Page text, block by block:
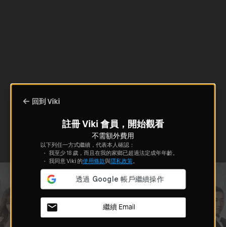
回到 Viki
註冊 Viki 會員，開始觀看
不需額外費用
以下列任一方式繼續，代表本人確認：
我至少 18 歲，而且在我的家鄉已超過法定成年年齡。
我同意 Viki 的使用條款與隱私政策。
繼續 Email